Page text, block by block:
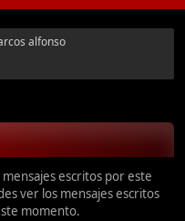
alfonso
escritos por este
ver los mensajes escritos
momento.